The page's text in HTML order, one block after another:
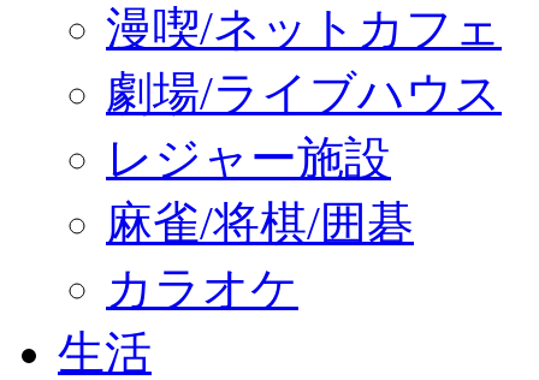
漫喫/ネットカフェ
劇場/ライブハウス
レジャー施設
麻雀/将棋/囲碁
カラオケ
生活